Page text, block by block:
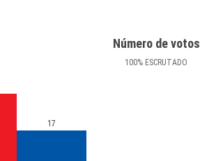
Número de votos
100% ESCRUTADO
17